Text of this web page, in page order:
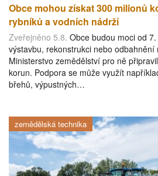
Obce mohou získat 300 milionů
rybníků a vodních nádrží
Zveřejněno 5.8. Obce budou moci od
výstavbu, rekonstrukci nebo
Ministerstvo zemědělství pro ně
korun. Podpora se může využít
břehů, výpustných…
zemědělská technika